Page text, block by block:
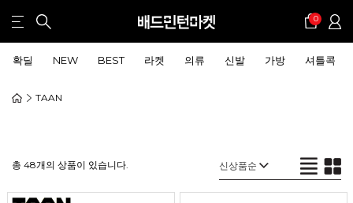
0
확딜 NEW BEST 라켓 의류 신발 가방 셔틀콕
TAAN
총 48개의 상품이 있습니다.